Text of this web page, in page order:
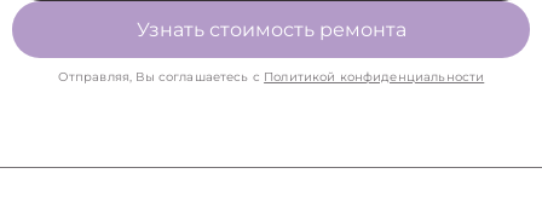
Узнать стоимость ремонта
Отправляя, Вы соглашаетесь с Политикой конфиденциальности